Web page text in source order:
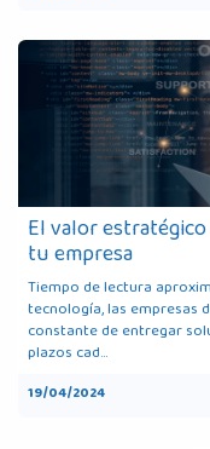
El valor
tu empresa
Tiempo de lectura
tecnología, las empresas
constante de entregar
plazos cad...
19/04/2024